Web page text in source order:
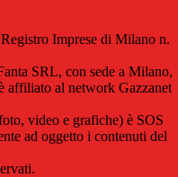
Imprese di Milano n.
SRL, con sede a Milano,
affiliato al network Gazzanet
video e grafiche) è SOS
ad oggetto i contenuti del